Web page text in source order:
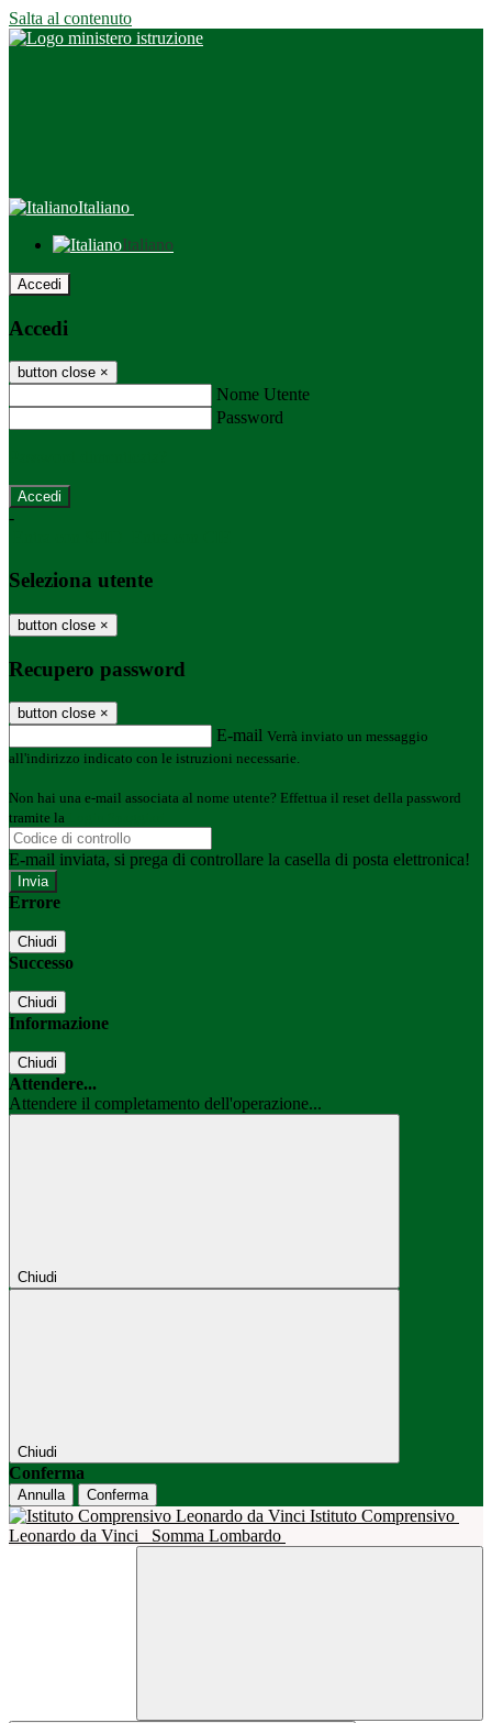
Salta al contenuto
Italiano
Italiano
Accedi
Accedi
button close ×
Nome Utente
Password
-
Seleziona utente
button close ×
Recupero password
button close ×
E-mail Verrà inviato un messaggio
all'indirizzo indicato con le istruzioni necessarie.
Non hai una e-mail associata al nome utente? Effettua il reset della password
tramite la
E-mail inviata, si prega di controllare la casella di posta elettronica!
Errore
Chiudi
Successo
Chiudi
Informazione
Chiudi
Attendere...
Attendere il completamento dell'operazione...
Chiudi
Chiudi
Conferma
Annulla Conferma
Istituto Comprensivo
Leonardo da Vinci
Somma Lombardo